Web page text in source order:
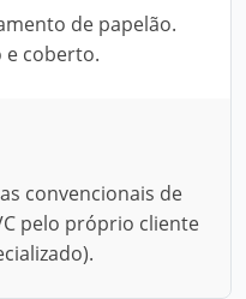
de papelão.
e coberto.
convencionais de
pelo próprio cliente